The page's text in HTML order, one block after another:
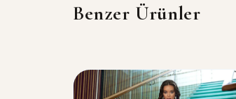
Benzer Ürünler